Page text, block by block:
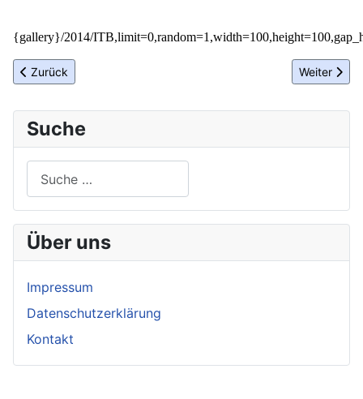
{gallery}/2014/
Vorheriger Beitrag: Pressekonferenz zur Eröffnung des
Zurück Nächster
Weiter
Suche
Über uns
Impressum
Datenschutzerklärung
Kontakt